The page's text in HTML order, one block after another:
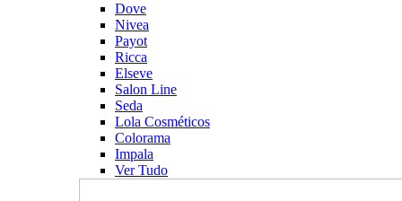
Dove
Nivea
Payot
Ricca
Elseve
Salon Line
Seda
Lola Cosméticos
Colorama
Impala
Ver Tudo